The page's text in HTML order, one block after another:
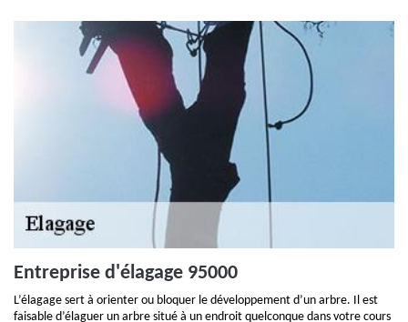
Entreprise d'élagage 95000
L’élagage sert à orienter ou bloquer le développement d’un arbre. Il est
faisable d’élaguer un arbre situé à un endroit quelconque dans votre cours